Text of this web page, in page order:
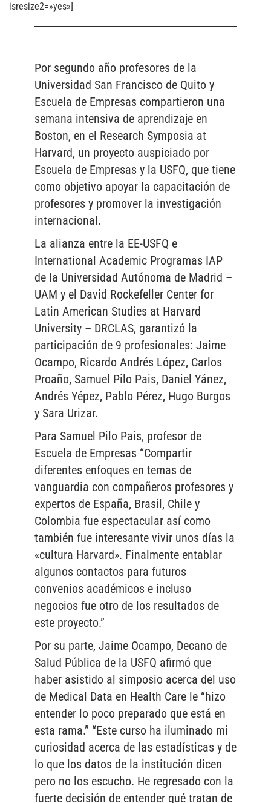
isresize2=»yes»]
Por segundo año profesores de la
Universidad San Francisco de Quito y
Escuela de Empresas compartieron una
semana intensiva de aprendizaje en
Boston, en el Research Symposia at
Harvard, un proyecto auspiciado por
Escuela de Empresas y la USFQ, que tiene
como objetivo apoyar la capacitación de
profesores y promover la investigación
internacional.
La alianza entre la EE-USFQ e
International Academic Programas IAP
de la Universidad Autónoma de Madrid –
UAM y el David Rockefeller Center for
Latin American Studies at Harvard
University – DRCLAS, garantizó la
participación de 9 profesionales: Jaime
Ocampo, Ricardo Andrés López, Carlos
Proaño, Samuel Pilo Pais, Daniel Yánez,
Andrés Yépez, Pablo Pérez, Hugo Burgos
y Sara Urizar.
Para Samuel Pilo Pais, profesor de
Escuela de Empresas “Compartir
diferentes enfoques en temas de
vanguardia con compañeros profesores y
expertos de España, Brasil, Chile y
Colombia fue espectacular así como
también fue interesante vivir unos días la
«cultura Harvard». Finalmente entablar
algunos contactos para futuros
convenios académicos e incluso
negocios fue otro de los resultados de
este proyecto.”
Por su parte, Jaime Ocampo, Decano de
Salud Pública de la USFQ afirmó que
haber asistido al simposio acerca del uso
de Medical Data en Health Care le “hizo
entender lo poco preparado que está en
esta rama.” “Este curso ha iluminado mi
curiosidad acerca de las estadísticas y de
lo que los datos de la institución dicen
pero no los escucho. He regresado con la
fuerte decisión de entender qué tratan de